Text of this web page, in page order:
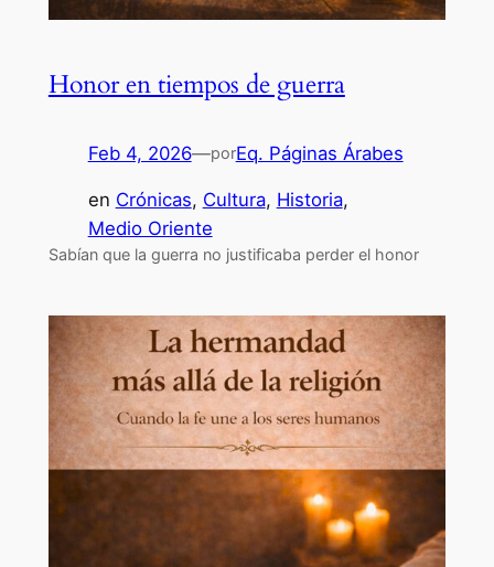
Honor en tiempos de guerra
Feb 4, 2026—porEq. Páginas Árabes
en Crónicas, Cultura, Historia
Medio Oriente
Sabían que la guerra no justificaba perder el honor